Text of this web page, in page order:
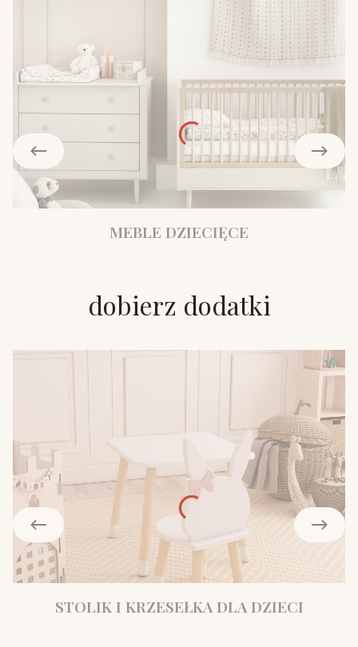
MEBLE DZIECIĘCE
dobierz dodatki
STOLIK I KRZESEŁKA DLA DZIECI